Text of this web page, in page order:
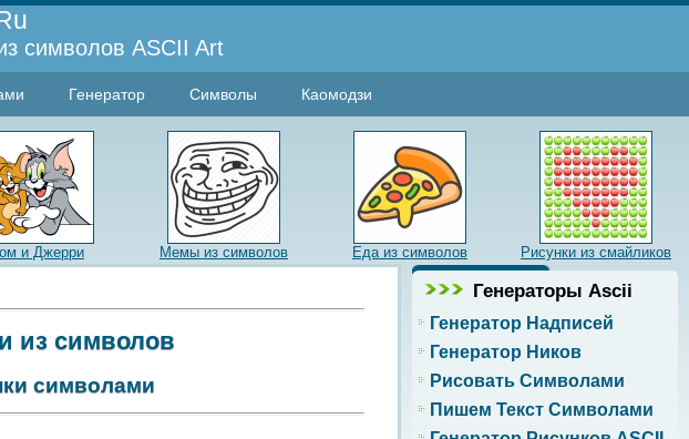
символов ASCII Art
Генератор Символы Каомодзи
и Джерри Мемы из символов Еда из символов Рисунки из смайликов
из символов
символами
Генераторы Ascii
Генератор Надписей
Генератор Ников
Рисовать Символами
Пишем Текст Символами